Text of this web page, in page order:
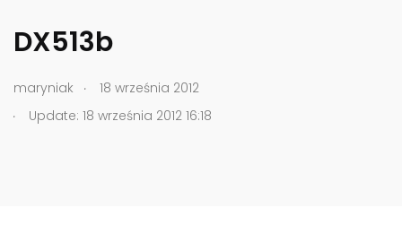
DX513b
maryniak .
18 września 2012
.
Update: 18 września 2012 16:18